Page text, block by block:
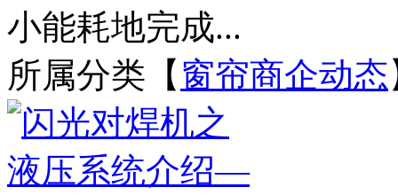
小能耗地完成...
所属分类【 窗帘商企动态